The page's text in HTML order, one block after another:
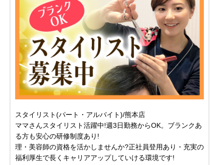
スタイリスト(パート・アルバイト)/熊本店
ママさんスタイリスト活躍中!週3日勤務からOK。ブランクあ
る方も安心の研修制度あり!
理・美容師の資格を活かしませんか?正社員登用あり・充実の
福利厚生で長くキャリアアップしていける環境です!